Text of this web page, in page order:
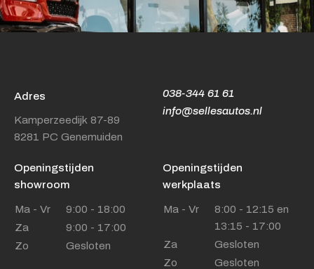
038-344 61 61
info@sellesautos.nl
Adres
Kamperzeedijk 87-89
8281 PC Genemuiden
Openingstijden
showroom
Ma - Vr
9:00 - 18:00
Za
9:00 - 17:00
Zo
Gesloten
Openingstijden
werkplaats
Ma - Vr
8:00 - 12:15 en
13:15 - 17:00
Za
Gesloten
Zo
Gesloten